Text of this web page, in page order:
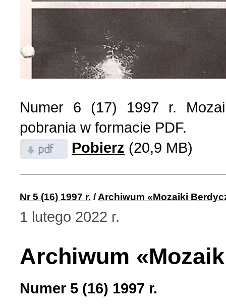
Numer 6 (17) 1997 r.
pobrania w formacie PDF.
Pobierz (20,9 MB)
Nr 5 (16) 1997 r. / Archiwum «Mozaiki
1 lutego 2022 r.
Archiwum
Numer 5 (16) 1997 r.